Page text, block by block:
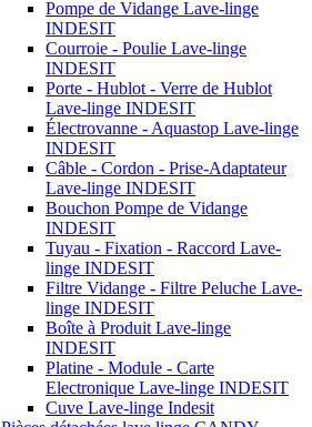
Pompe de Vidange Lave-linge
INDESIT
Courroie - Poulie Lave-linge
INDESIT
Porte - Hublot - Verre de Hublot
Lave-linge INDESIT
Électrovanne - Aquastop Lave-linge
INDESIT
Câble - Cordon - Prise-Adaptateur
Lave-linge INDESIT
Bouchon Pompe de Vidange
INDESIT
Tuyau - Fixation - Raccord Lave-
linge INDESIT
Filtre Vidange - Filtre Peluche Lave-
linge INDESIT
Boîte à Produit Lave-linge
INDESIT
Platine - Module - Carte
Electronique Lave-linge INDESIT
Cuve Lave-linge Indesit